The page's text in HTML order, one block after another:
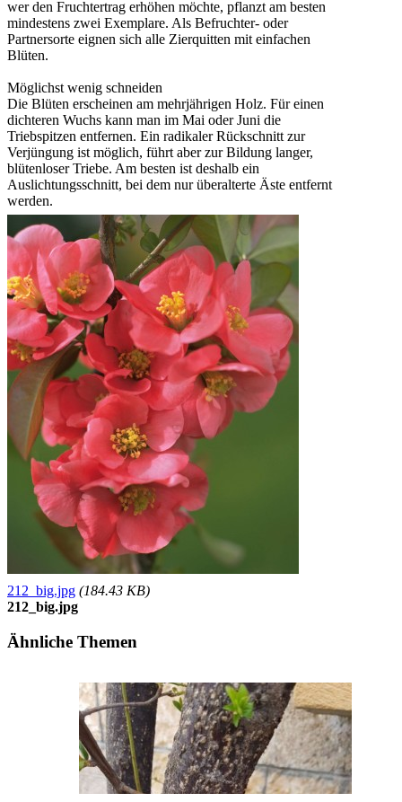
wer den Fruchtertrag erhöhen möchte, pflanzt am besten
mindestens zwei Exemplare. Als Befruchter- oder
Partnersorte eignen sich alle Zierquitten mit einfachen
Blüten.
Möglichst wenig schneiden
Die Blüten erscheinen am mehrjährigen Holz. Für einen
dichteren Wuchs kann man im Mai oder Juni die
Triebspitzen entfernen. Ein radikaler Rückschnitt zur
Verjüngung ist möglich, führt aber zur Bildung langer,
blütenloser Triebe. Am besten ist deshalb ein
Auslichtungsschnitt, bei dem nur überalterte Äste entfernt
werden.
212_big.jpg (184.43 KB)
212_big.jpg
Ähnliche Themen